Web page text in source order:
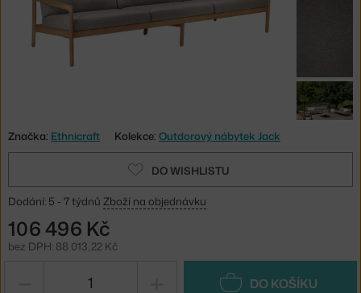
Značka: Ethnicraft Kolekce: Outdorový nábytek Jack
DO WISHLISTU
Dodání: 5 - 7 týdnů Zboží na objednávku
106 496 Kč
bez DPH: 88 013,22 Kč
DO KOŠÍKU